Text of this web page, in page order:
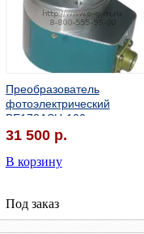
Быстрый просмотр
Преобразователь
фотоэлектрический
ВЕ178АSU-100
31 500 р.
В корзину
Под заказ